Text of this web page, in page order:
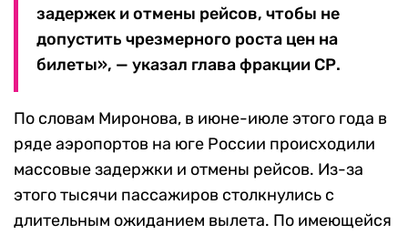
задержек и отмены рейсов, чтобы не
допустить чрезмерного роста цен на
билеты», — указал глава фракции СР.
По словам Миронова, в июне-июле этого года в
ряде аэропортов на юге России происходили
массовые задержки и отмены рейсов. Из-за
этого тысячи пассажиров столкнулись с
длительным ожиданием вылета. По имеющейся